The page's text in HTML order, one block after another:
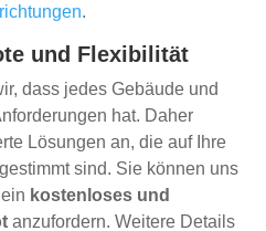
.
und Flexibilität
dass jedes Gebäude und
hat. Daher
Lösungen an, die auf Ihre
sind. Sie können uns
kostenloses und
anzufordern. Weitere Details